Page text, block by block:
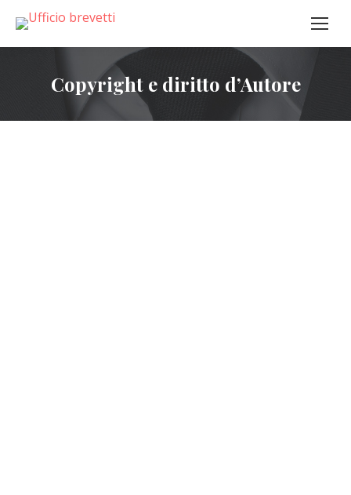
Copyright e diritto d’Autore